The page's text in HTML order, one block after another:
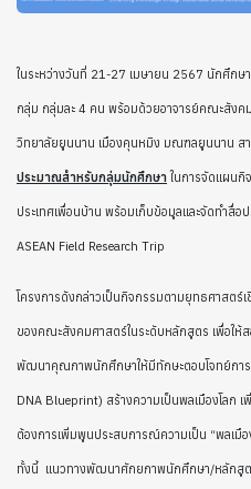
ในระหว่างวันที่ 21-27 เมษายน 2567 นักศึ
กลุ่ม กลุ่มละ 4 คน พร้อมด้วยอาจารย์คณะสังค
วิทยาลัยยูนนาน เมืองคุนหมิง มณฑลยูนนาน ส
ประมาณสำหรับกลุ่มนักศึกษาในการจัดแผนกิ
ประเทศเพื่อนบ้าน พร้อมเก็บข้อมูลและจัดทำสื่อ
ASEAN Field Research Trip
โครงการดังกล่าวเป็นกิจกรรมตามยุทธศาสตร์
ของคณะสังคมศาสตร์ในระดับหลักสูตร เพื่อใ
พัฒนาคุณภาพนักศึกษาให้มีทักษะตอบโจทย์กา
DNA Blueprint) สร้างความเป็นพลเมืองโลก
ต้องการเพิ่มพูนประสบการณ์ความเป็น “พลเ
ทั้งนี้ แนวทางพัฒนาศักยภาพนักศึกษา/หลักสูต